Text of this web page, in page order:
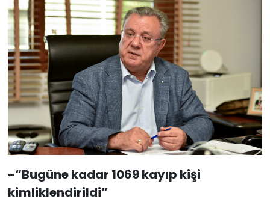
-“Bugüne kadar 1069 kayıp kişi
kimliklendirildi”